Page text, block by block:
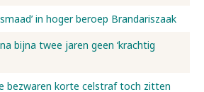
in hoger beroep Brandariszaak
bijna twee jaren geen ‘krachtig
bezwaren korte celstraf toch zitten